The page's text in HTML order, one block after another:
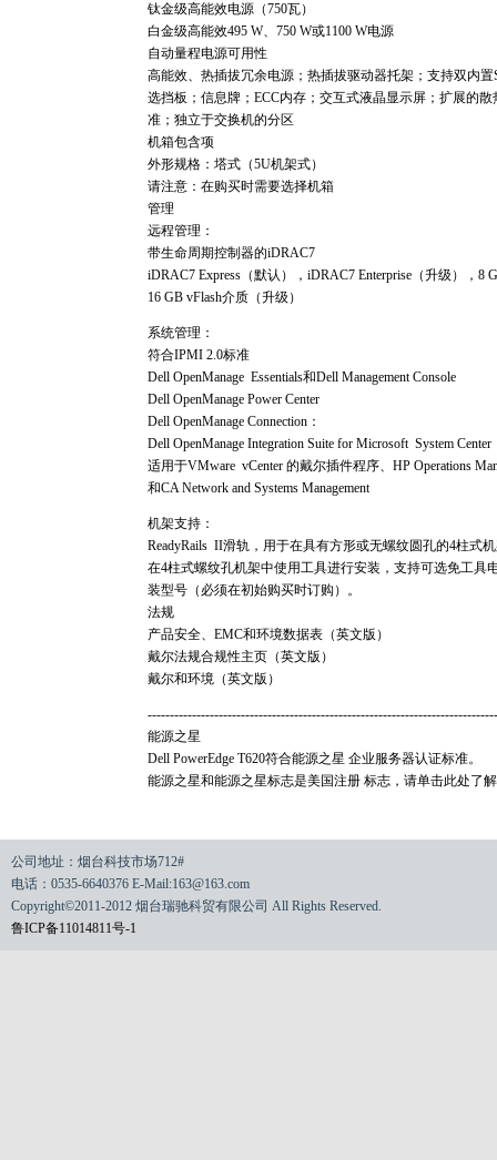
钛金级高能效电源（750瓦）
白金级高能效495 W、750 W或1100 W电源
自动量程电源可用性
高能效、热插拔冗余电源；热插拔驱动器托架；支持双内
选挡板；信息牌；ECC内存；交互式液晶显示屏；扩展的
准；独立于交换机的分区
机箱包含项
外形规格：塔式（5U机架式）
请注意：在购买时需要选择机箱
管理
远程管理：
带生命周期控制器的iDRAC7
iDRAC7 Express（默认），iDRAC7 Enterprise（升级），8
16 GB vFlash介质（升级）
系统管理：
符合IPMI 2.0标准
Dell OpenManage Essentials和Dell Management Console
Dell OpenManage Power Center
Dell OpenManage Connection：
Dell OpenManage Integration Suite for Microsoft System Center
适用于VMware vCenter 的戴尔插件程序、HP Operations
和CA Network and Systems Management
机架支持：
ReadyRails II滑轨，用于在具有方形或无螺纹圆孔的4柱式
在4柱式螺纹孔机架中使用工具进行安装，支持可选免工具
装型号（必须在初始购买时订购）。
法规
产品安全、EMC和环境数据表（英文版）
戴尔法规合规性主页（英文版）
戴尔和环境（英文版）
能源之星
Dell PowerEdge T620符合能源之星 企业服务器认证标准。
能源之星和能源之星标志是美国注册 标志，请单击此处了
公司地址：烟台科技市场712#
电话：0535-6640376 E-Mail:163@163.com
Copyright©2011-2012 烟台瑞驰科贸有限公司 All Rights Reserved.
鲁ICP备11014811号-1